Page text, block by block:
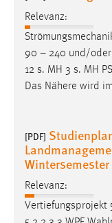
Relevanz:
Das Nähere wird
[PDF]